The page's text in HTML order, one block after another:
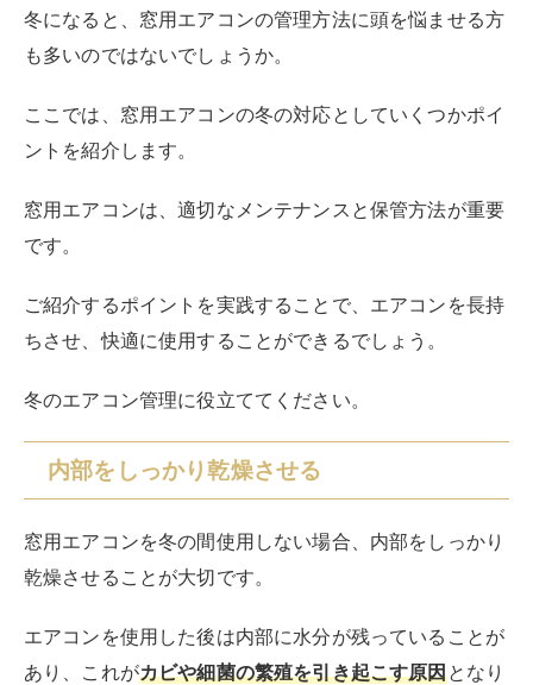
冬になると、窓用エアコンの管理方法に頭を悩ませる方
も多いのではないでしょうか。
ここでは、窓用エアコンの冬の対応としていくつかポイ
ントを紹介します。
窓用エアコンは、適切なメンテナンスと保管方法が重要
です。
ご紹介するポイントを実践することで、エアコンを長持
ちさせ、快適に使用することができるでしょう。
冬のエアコン管理に役立ててください。
内部をしっかり乾燥させる
窓用エアコンを冬の間使用しない場合、内部をしっかり
乾燥させることが大切です。
エアコンを使用した後は内部に水分が残っていることが
あり、これがカビや細菌の繁殖を引き起こす原因となり